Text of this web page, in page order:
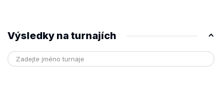
Výsledky na turnajích